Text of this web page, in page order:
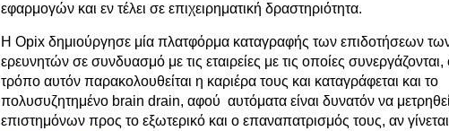
εφαρμογών και εν τέλει σε επιχειρηματική δραστηριότητα.
Η Opix δημιούργησε μία πλατφόρμα καταγραφής των επιδοτήσεων
ερευνητών σε συνδυασμό με τις εταιρείες με τις οποίες
τρόπο αυτόν παρακολουθείται η καριέρα τους και καταγράφεται και το
πολυσυζητημένο brain drain, αφού αυτόματα είναι δυνατόν να
επιστημόνων προς το εξωτερικό και ο επαναπατρισμός τους, αν